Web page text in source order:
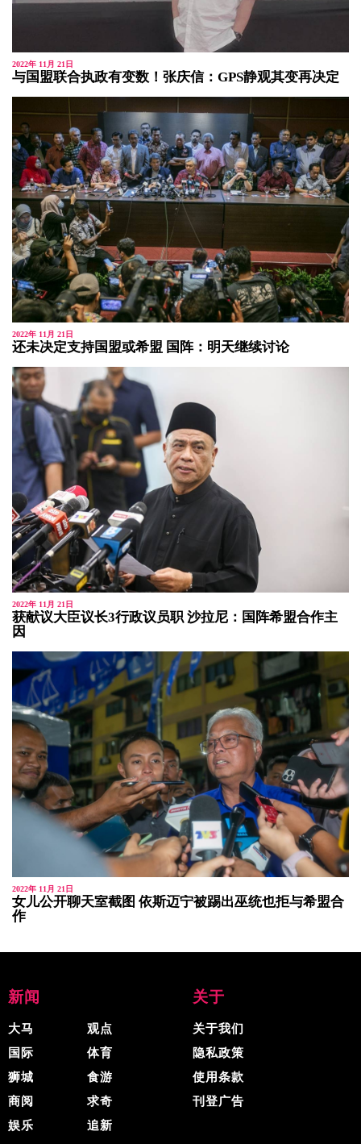
2022年 11月 21日
与国盟联合执政有变数！张庆信：GPS静观其变再决定
2022年 11月 21日
还未决定支持国盟或希盟 国阵：明天继续讨论
2022年 11月 21日
获献议大臣议长3行政议员职 沙拉尼：国阵希盟合作主
因
2022年 11月 21日
女儿公开聊天室截图 依斯迈宁被踢出巫统也拒与希盟合
作
新闻
大马
国际
狮城
商阅
娱乐
观点
体育
食游
求奇
追新
关于
关于我们
隐私政策
使用条款
刊登广告